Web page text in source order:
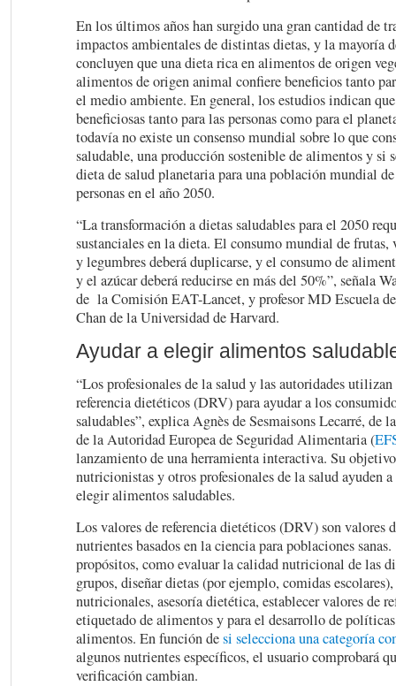
En los últimos años han surgido una gran cantidad de
impactos ambientales de distintas dietas, y la mayoría
concluyen que una dieta rica en alimentos de origen
alimentos de origen animal confiere beneficios tanto
el medio ambiente. En general, los estudios indican
beneficiosas tanto para las personas como para el
todavía no existe un consenso mundial sobre lo que
saludable, una producción sostenible de alimentos y si
dieta de salud planetaria para una población mundial
personas en el año 2050.
“La transformación a dietas saludables para el 2050
sustanciales en la dieta. El consumo mundial de frutas,
y legumbres deberá duplicarse, y el consumo de
y el azúcar deberá reducirse en más del 50%”, señala
de la Comisión EAT-Lancet, y profesor MD Escuela
Chan de la Universidad de Harvard.
Ayudar a elegir alimentos
“Los profesionales de la salud y las autoridades
referencia dietéticos (DRV) para ayudar a los
saludables”, explica Agnès de Sesmaisons Lecarré, de
de la Autoridad Europea de Seguridad Alimentaria (
lanzamiento de una herramienta interactiva. Su
nutricionistas y otros profesionales de la salud ayuden
elegir alimentos saludables.
Los valores de referencia dietéticos (DRV) son valores
nutrientes basados ​​en la ciencia para poblaciones
propósitos, como evaluar la calidad nutricional de las
grupos, diseñar dietas (por ejemplo, comidas escolares),
nutricionales, asesoría dietética, establecer valores de
etiquetado de alimentos y para el desarrollo de
alimentos. En función desi selecciona una categoría
algunos nutrientes específicos, el usuario comprobará
verificación cambian.